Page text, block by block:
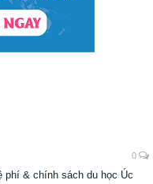
0
phí & chính sách du học Úc